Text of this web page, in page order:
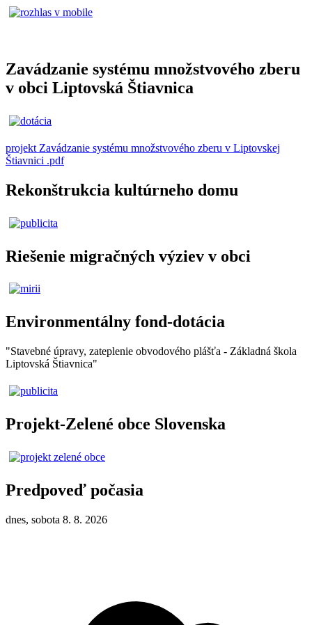
Zavádzanie systému množstvového zberu
v obci Liptovská Štiavnica
projekt Zavádzanie systému množstvového zberu v Liptovskej
Štiavnici .pdf
Rekonštrukcia kultúrneho domu
Riešenie migračných výziev v obci
Environmentálny fond-dotácia
"Stavebné úpravy, zateplenie obvodového plášťa - Základná škola
Liptovská Štiavnica"
Projekt-Zelené obce Slovenska
Predpoveď počasia
dnes, sobota 8. 8. 2026